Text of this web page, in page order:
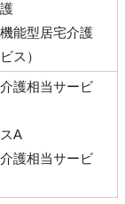
能型居宅介護
ス）
護相当サービ
A
護相当サービ